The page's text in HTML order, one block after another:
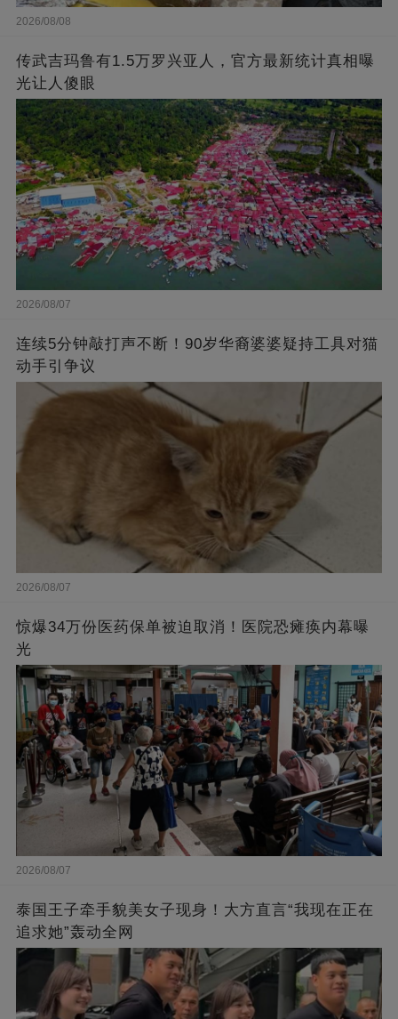
2026/08/08
传武吉玛鲁有1.5万罗兴亚人，官方最新统计真相曝
光让人傻眼
2026/08/07
连续5分钟敲打声不断！90岁华裔婆婆疑持工具对猫
动手引争议
2026/08/07
惊爆34万份医药保单被迫取消！医院恐瘫痪内幕曝
光
2026/08/07
泰国王子牵手貌美女子现身！大方直言“我现在正在
追求她”轰动全网